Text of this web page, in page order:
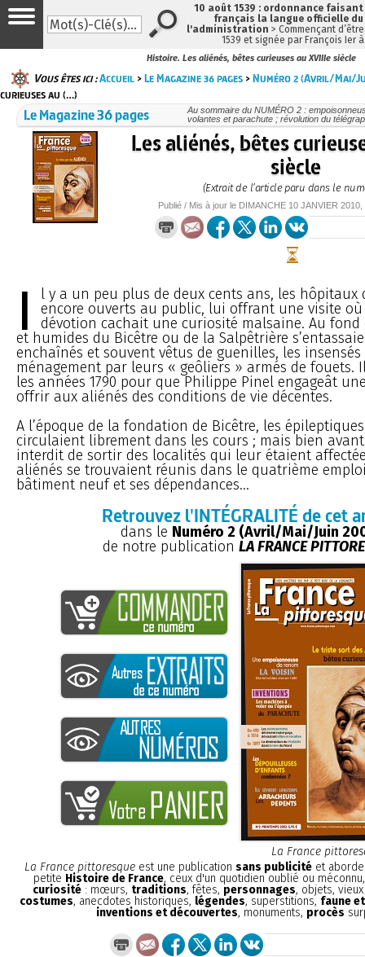
Histoire. Les aliénés, bêtes curieuses au XVIIIe siècle
Vous êtes ici :Accueil >Le Magazine 36 pages >Numéro 2 (Avril/Mai/
curieuses au (…)
Le Magazine 36 pages
Au sommaire du NUMÉRO 2 :
volantes et parachute ; révolution du
Les aliénés, bêtes
siècle
(Extrait de l’article paru dans le
Publié / Mis à jour le DIMANCHE 10 JANVIER 2010
I
l y a un peu plus de deux cents ans, les hôpitaux
encore ouverts au public, lui offrant une visite où
dévotion cachait une curiosité malsaine. Au fond
et humides du Bicêtre ou de la Salpêtrière
enchaînés et souvent vêtus de guenilles, les
ménagement par leurs « geôliers » armés de fouets.
les années 1790 pour que Philippe Pinel engageât
offrir aux aliénés des conditions de vie décentes.
A l’époque de la fondation de Bicêtre, les
circulaient librement dans les cours ; mais bien
interdit de sortir des localités qui leur étaient
aliénés se trouvaient réunis dans le quatrième
bâtiment neuf et ses dépendances...
Retrouvez l'INTÉGRALITÉ de cet
dans le Numéro 2 (Avril/Mai/Juin
de notre publication LA FRANCE
La France
La France pittoresqueest une publication sans publicitéet aborde
petite Histoire de France, ceux d'un quotidien oublié ou
curiosité : mœurs, traditions, fêtes, personnages, objets,
costumes, anecdotes historiques, légendes, superstitions, faune
inventions et découvertes, monuments, procès
10 août 1539 : ordonnance
français la langue officielle
l'administration > Commençant
1539 et signée par François Ier